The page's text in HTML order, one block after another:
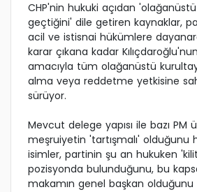
CHP'nin hukuki açıdan
geçtiğini' dile getiren kaynaklar,
acil ve istisnai hükümlere
karar çıkana kadar
amacıyla tüm olağanüstü kurultay
alma veya reddetme yetkisine
sürüyor.
Mevcut delege yapısı ile bazı PM
meşruiyetin 'tartışmalı' olduğunu
isimler, partinin şu an hukuken
pozisyonda bulunduğunu, bu
makamın genel başkan olduğunu